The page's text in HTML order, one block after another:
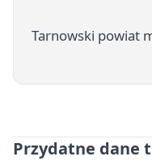
Tarnowski powiat
Przydatne dane